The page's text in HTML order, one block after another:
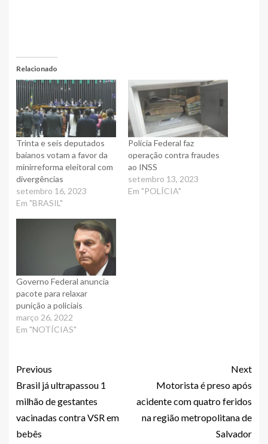
Relacionado
Trinta e seis deputados
baianos votam a favor da
minirreforma eleitoral com
divergências
setembro 16, 2023
Em "BRASIL"
Polícia Federal faz
operação contra fraudes
ao INSS
setembro 13, 2023
Em "POLÍCIA"
Governo Federal anuncia
pacote para relaxar
punição a policiais
março 26, 2022
Em "NOTÍCIAS"
Previous
Brasil já ultrapassou 1
milhão de gestantes
vacinadas contra VSR em
bebês
Next
Motorista é preso após
acidente com quatro feridos
na região metropolitana de
Salvador